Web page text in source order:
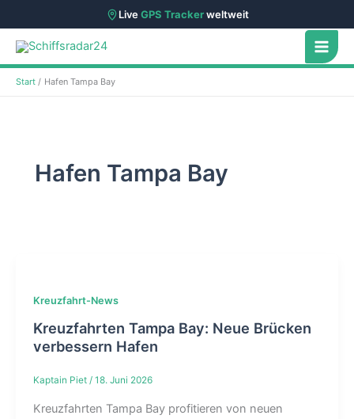
LiveGPS Trackerweltweit
Zum
Inhalt
springen
Start Hafen Tampa Bay
Hafen Tampa Bay
Kreuzfahrt-News
Kreuzfahrten Tampa Bay: Neue Brücken
verbessern Hafen
Kaptain Piet / 18. Juni 2026
Kreuzfahrten Tampa Bay profitieren von neuen